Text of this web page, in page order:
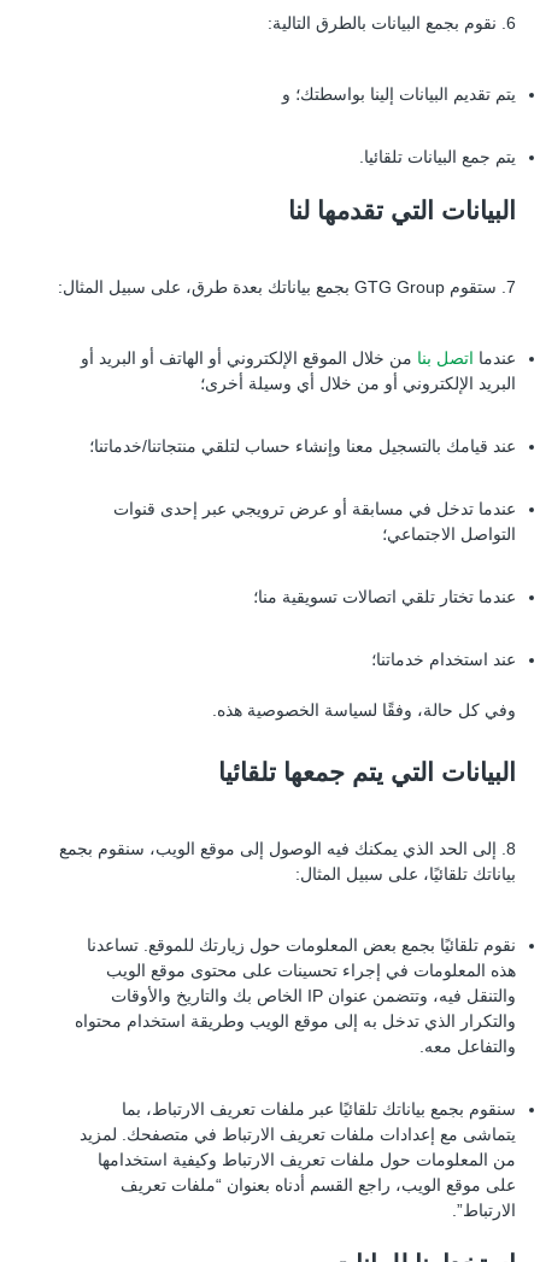
6. نقوم بجمع البيانات بالطرق التالية:
يتم تقديم البيانات إلينا بواسطتك؛ و
يتم جمع البيانات تلقائيا.
البيانات التي تقدمها لنا
7. ستقوم GTG Group بجمع بياناتك بعدة طرق، على سبيل المثال:
عندما اتصل بنا من خلال الموقع الإلكتروني أو الهاتف أو البريد أو
البريد الإلكتروني أو من خلال أي وسيلة أخرى؛
عند قيامك بالتسجيل معنا وإنشاء حساب لتلقي منتجاتنا/خدماتنا؛
عندما تدخل في مسابقة أو عرض ترويجي عبر إحدى قنوات
التواصل الاجتماعي؛
عندما تختار تلقي اتصالات تسويقية منا؛
عند استخدام خدماتنا؛
وفي كل حالة، وفقًا لسياسة الخصوصية هذه.
البيانات التي يتم جمعها تلقائيا
8. إلى الحد الذي يمكنك فيه الوصول إلى موقع الويب، سنقوم بجمع
بياناتك تلقائيًا، على سبيل المثال:
نقوم تلقائيًا بجمع بعض المعلومات حول زيارتك للموقع. تساعدنا
هذه المعلومات في إجراء تحسينات على محتوى موقع الويب
والتنقل فيه، وتتضمن عنوان IP الخاص بك والتاريخ والأوقات
والتكرار الذي تدخل به إلى موقع الويب وطريقة استخدام محتواه
والتفاعل معه.
سنقوم بجمع بياناتك تلقائيًا عبر ملفات تعريف الارتباط، بما
يتماشى مع إعدادات ملفات تعريف الارتباط في متصفحك. لمزيد
من المعلومات حول ملفات تعريف الارتباط وكيفية استخدامها
على موقع الويب، راجع القسم أدناه بعنوان “ملفات تعريف
الارتباط”.